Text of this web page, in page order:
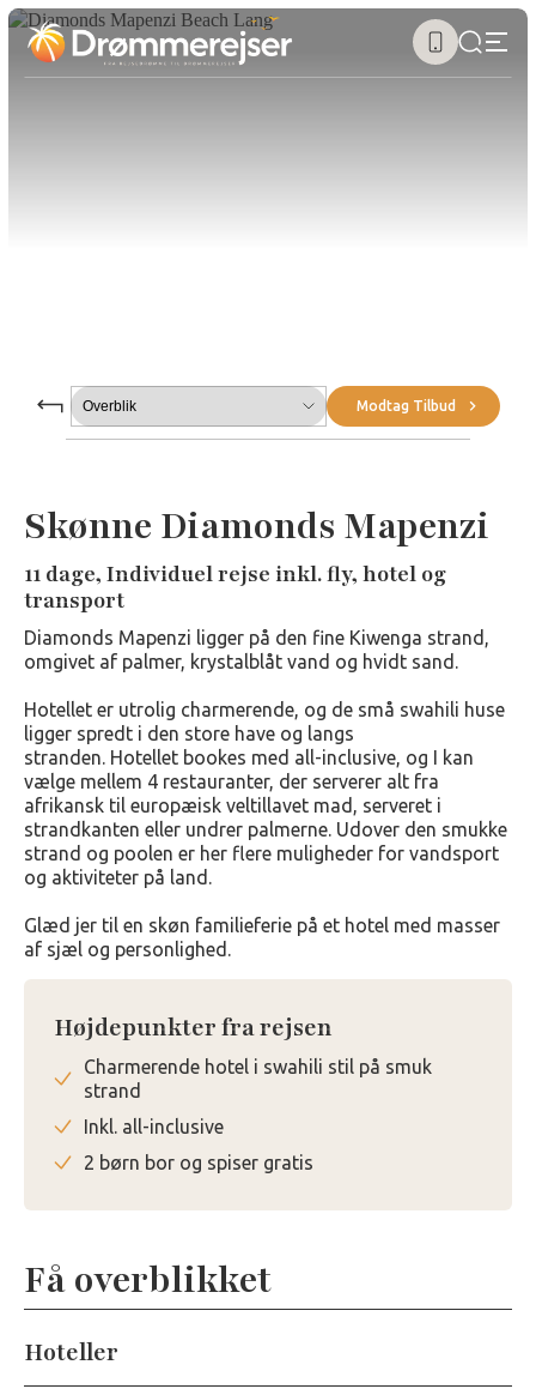
Submenu Modtag Tilbud
Skønne Diamonds Mapenzi
11 dage, Individuel rejse inkl. fly, hotel og
transport
Diamonds Mapenzi ligger på den fine Kiwenga strand,
omgivet af palmer, krystalblåt vand og hvidt sand.
Hotellet er utrolig charmerende, og de små swahili huse
ligger spredt i den store have og langs
stranden. Hotellet bookes med all-inclusive, og I kan
vælge mellem 4 restauranter, der serverer alt fra
afrikansk til europæisk veltillavet mad, serveret i
strandkanten eller undrer palmerne. Udover den smukke
strand og poolen er her flere muligheder for vandsport
og aktiviteter på land.
Glæd jer til en skøn familieferie på et hotel med masser
af sjæl og personlighed.
Højdepunkter fra rejsen
Charmerende hotel i swahili stil på smuk
strand
Inkl. all-inclusive
2 børn bor og spiser gratis
Få overblikket
Hoteller